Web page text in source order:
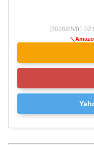
(2026/05/01